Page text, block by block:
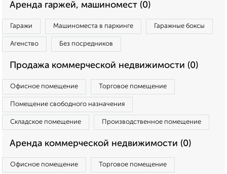
Аренда гаржей, машиномест (0)
Гаражи Машиноместа в паркинге Гаражные боксы
Агенство Без посредников
Продажа коммерческой недвижимости (0)
Офисное помещение Торговое помещение
Помещение свободного назначения
Складское помещение Производственное помещение
Аренда коммерческой недвижимости (0)
Офисное помещение Торговое помещение